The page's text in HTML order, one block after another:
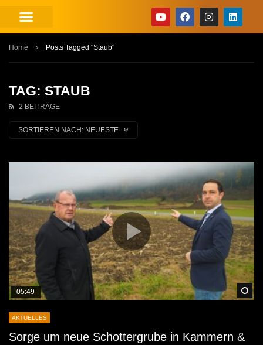
Home Posts Tagged "Staub"
TAG: STAUB
2 BEITRÄGE
SORTIEREN NACH: NEUESTE
05:49
AKTUELLES
Sorge um neue Schottergrube in Kammern &